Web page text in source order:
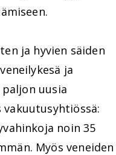
ja hyvien säiden
ja
uusia
vakuutusyhtiössä:
noin 35
Myös veneiden